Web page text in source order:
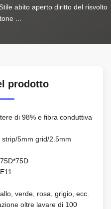
abito aperto diritto del risvolto
...
prodotto
di 98% e fibra conduttiva
5mm grid/2.5mm
verde, rosa, grigio, ecc.
oltre lavare di 100